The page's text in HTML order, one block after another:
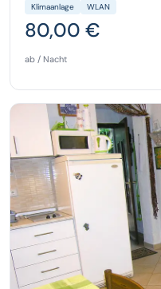
Klimaanlage WLAN
80,00 €
ab / Nacht